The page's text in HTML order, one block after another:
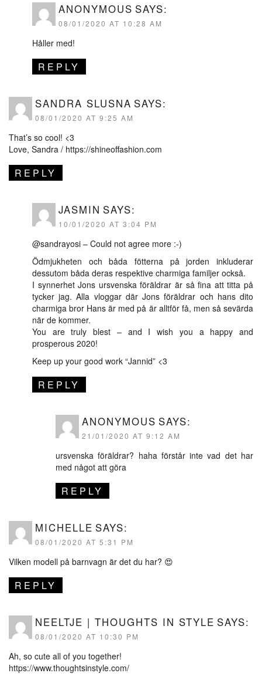
ANONYMOUS SAYS:
08/01/2020 AT 10:28 AM
Håller med!
REPLY
SANDRA SLUSNA SAYS:
08/01/2020 AT 9:25 AM
That’s so cool! <3
Love, Sandra / https://shineoffashion.com
REPLY
JASMIN SAYS:
10/01/2020 AT 3:04 PM
@sandrayosi – Could not agree more :-)
Ödmjukheten och båda fötterna på jorden inkluderar
dessutom båda deras respektive charmiga familjer också.
I synnerhet Jons ursvenska föräldrar är så fina att titta på
tycker jag. Alla vloggar där Jons föräldrar och hans dito
charmiga bror Hans är med på är alltför få, men så sevärda
när de kommer.
You are truly blest – and I wish you a happy and
prosperous 2020!
Keep up your good work “Jannid” <3
REPLY
ANONYMOUS SAYS:
21/01/2020 AT 9:12 AM
ursvenska föräldrar? haha förstår inte vad det har
med något att göra
REPLY
MICHELLE SAYS:
08/01/2020 AT 5:31 PM
Vilken modell på barnvagn är det du har? 😍
REPLY
NEELTJE | THOUGHTS IN STYLE SAYS:
08/01/2020 AT 10:30 PM
Ah, so cute all of you together!
https://www.thoughtsinstyle.com/